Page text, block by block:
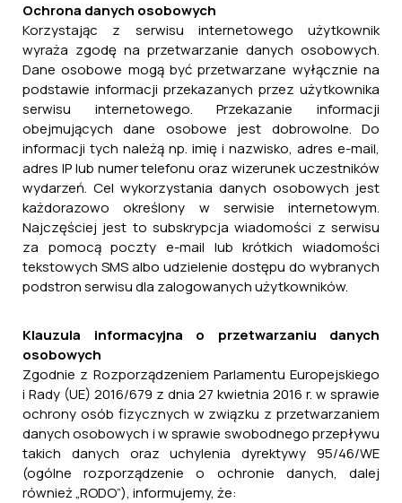
Ochrona danych osobowych
Korzystając z serwisu internetowego użytkownik
wyraża zgodę na przetwarzanie danych osobowych.
Dane osobowe mogą być przetwarzane wyłącznie na
podstawie informacji przekazanych przez użytkownika
serwisu internetowego. Przekazanie informacji
obejmujących dane osobowe jest dobrowolne. Do
informacji tych należą np. imię i nazwisko, adres e-mail,
adres IP lub numer telefonu oraz wizerunek uczestników
wydarzeń. Cel wykorzystania danych osobowych jest
każdorazowo określony w serwisie internetowym.
Najczęściej jest to subskrypcja wiadomości z serwisu
za pomocą poczty e-mail lub krótkich wiadomości
tekstowych SMS albo udzielenie dostępu do wybranych
podstron serwisu dla zalogowanych użytkowników.
Klauzula informacyjna o przetwarzaniu danych
osobowych
Zgodnie z Rozporządzeniem Parlamentu Europejskiego
i Rady (UE) 2016/679 z dnia 27 kwietnia 2016 r. w sprawie
ochrony osób fizycznych w związku z przetwarzaniem
danych osobowych i w sprawie swobodnego przepływu
takich danych oraz uchylenia dyrektywy 95/46/WE
(ogólne rozporządzenie o ochronie danych, dalej
również „RODO”), informujemy, że: